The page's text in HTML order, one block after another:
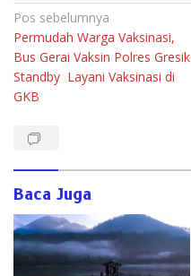
Navigasi
pos
Pos sebelumnya
Permudah Warga Vaksinasi,
Bus Gerai Vaksin Polres Gresik
Standby Layani Vaksinasi di
GKB
Baca Juga